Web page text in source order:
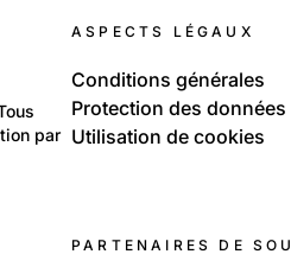
ASPECTS LÉGAUX
Conditions générales
Protection des données
Utilisation de cookies
PARTENAIRES DE
par